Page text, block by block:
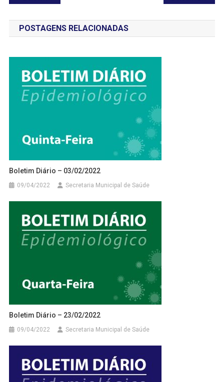
de
Post
POSTAGENS RELACIONADAS
Boletim Diário – 03/02/2022
09/04/2022 Secretaria Municipal de Saúde
Boletim Diário – 23/02/2022
09/04/2022 Secretaria Municipal de Saúde